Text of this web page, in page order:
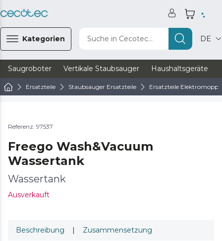
Kategorien Suche in Cecotec... DE
Saugroboter Vertikale Staubsauger Haushaltsgeräte
Ersatzteile Staubsauger Ersatzteile Ersatzteile Elektromopps
Referenz: 97537
Freego Wash&Vacuum
Wassertank
Wassertank
Ausverkauft
Beschreibung | Zusammensetzung